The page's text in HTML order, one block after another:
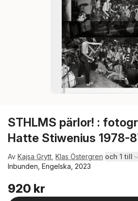
STHLMS pärlor! :
Hatte Stiwenius 1978-
Av Kajsa Grytt Klas Östergren och 1 till
Inbunden, Engelska, 2023
920 kr